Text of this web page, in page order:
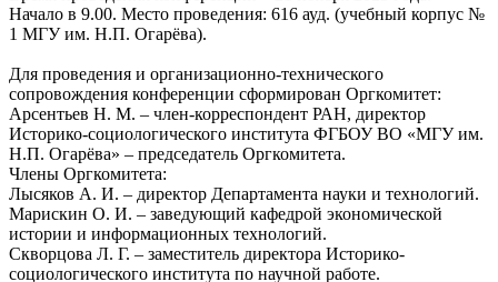
Начало в 9.00. Место проведения: 616 ауд. (учебный корпус №
1 МГУ им. Н.П. Огарёва).
Для проведения и организационно-технического
сопровождения конференции сформирован Оргкомитет:
Арсентьев Н. М. – член-корреспондент РАН, директор
Историко-социологического института ФГБОУ ВО «МГУ им.
Н.П. Огарёва» – председатель Оргкомитета.
Члены Оргкомитета:
Лысяков А. И. – директор Департамента науки и технологий.
Марискин О. И. – заведующий кафедрой экономической
истории и информационных технологий.
Скворцова Л. Г. – заместитель директора Историко-
социологического института по научной работе.